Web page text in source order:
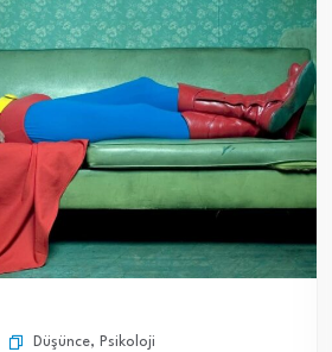
Düşünce, Psikoloji